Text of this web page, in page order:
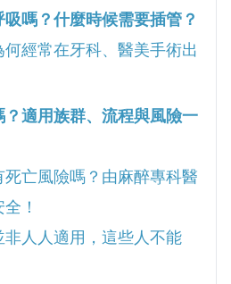
嗎？什麼時候需要插管？
經常在牙科、醫美手術出
適用族群、流程與風險一
亡風險嗎？由麻醉專科醫
！
非人人適用，這些人不能